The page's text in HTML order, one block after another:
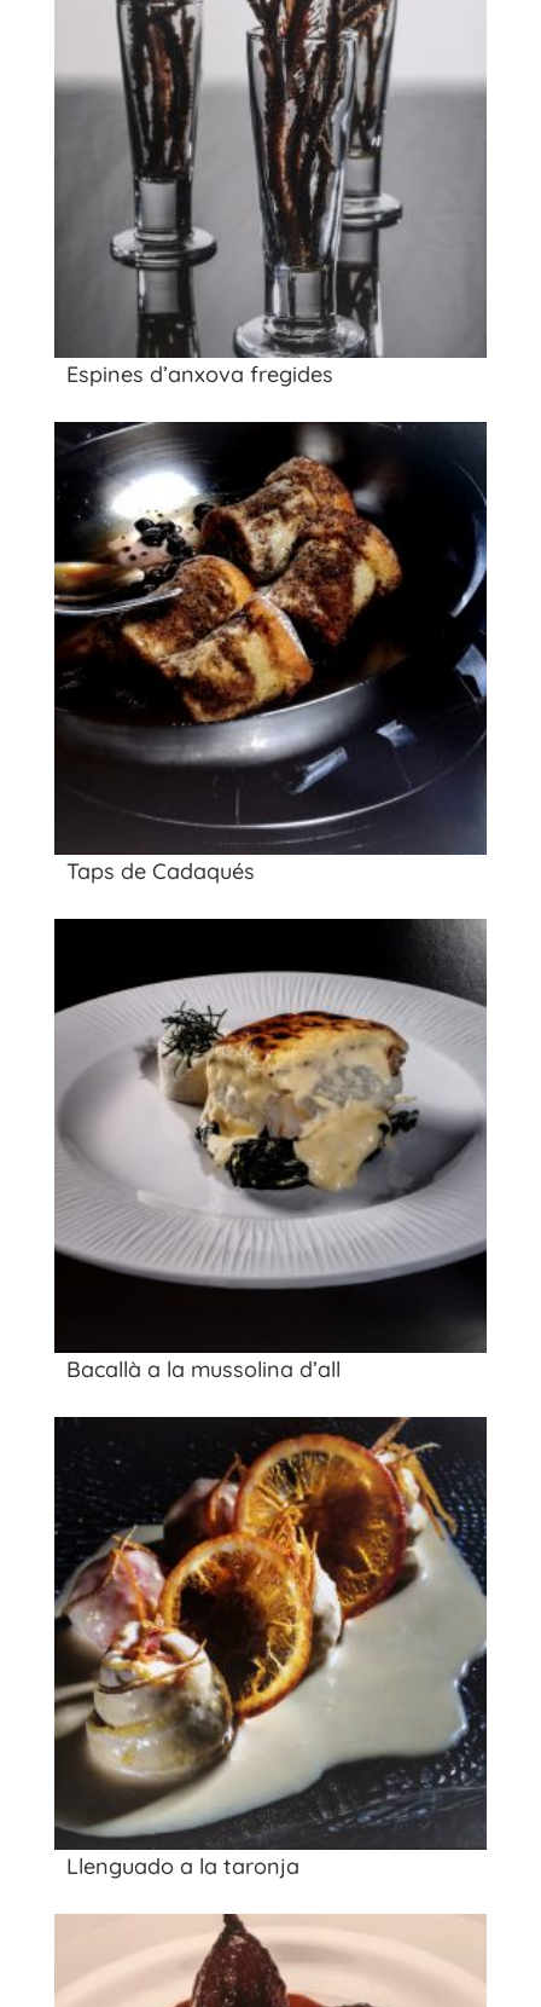
Espines d’anxova fregides
Taps de Cadaqués
Bacallà a la mussolina d’all
Llenguado a la taronja